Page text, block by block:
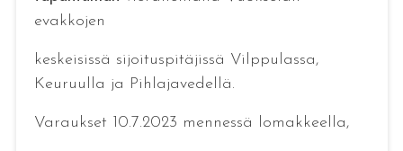
evakkojen
keskeisissä sijoituspitäjissä Vilppulassa,
Keuruulla ja Pihlajavedellä.
Varaukset 10.7.2023 mennessä lomakkeella,